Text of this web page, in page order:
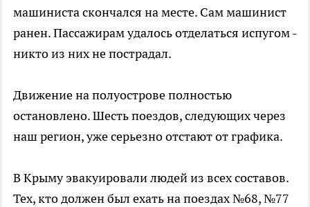
машиниста скончался на месте. Сам машинист
ранен. Пассажирам удалось отделаться испугом -
никто из них не пострадал.
Движение на полуострове полностью
остановлено. Шесть поездов, следующих через
наш регион, уже серьезно отстают от графика.
В Крыму эвакуировали людей из всех составов.
Тех, кто должен был ехать на поездах №68, №77